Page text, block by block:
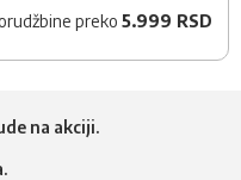
preko 5.999 RSD
na akciji.